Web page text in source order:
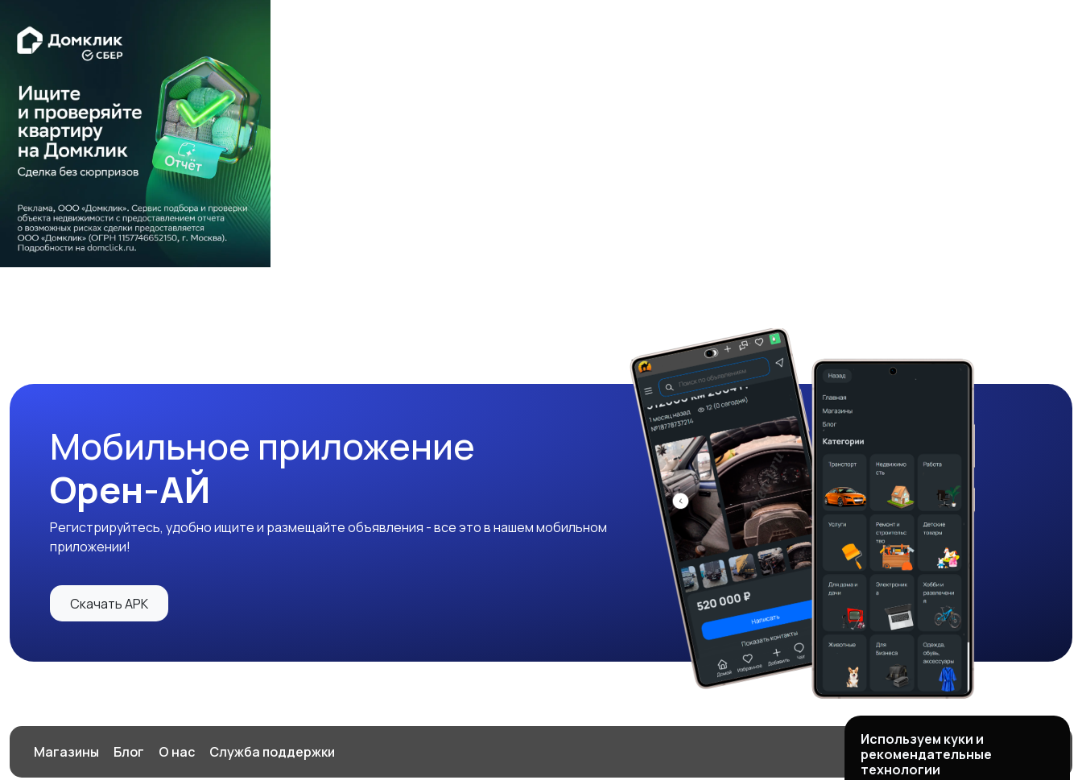
Мобильное приложение
Орен-АЙ
Регистрируйтесь, удобно ищите и размещайте объявления - все это в нашем мобильном
приложении!
Скачать APK
Магазины Блог О нас Служба поддержки
Используем куки и
рекомендательные
технологии